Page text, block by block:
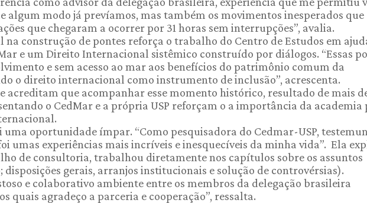
algum modo já prevíamos, mas também os movimentos inesperados que
que chegaram a ocorrer por 31 horas sem interrupções”, avalia.
na construção de pontes reforça o trabalho do Centro de Estudos em
e um Direito Internacional sistêmico construído por diálogos. “Essas
e sem acesso ao mar aos benefícios do patrimônio comum da
o direito internacional como instrumento de inclusão”, acrescenta.
acreditam que acompanhar esse momento histórico, resultado de mais
o CedMar e a própria USP reforçam o a importância da academia
uma oportunidade ímpar. “Como pesquisadora do Cedmar-USP,
umas experiências mais incríveis e inesquecíveis da minha vida”. Ela
de consultoria, trabalhou diretamente nos capítulos sobre os assuntos
gerais, arranjos institucionais e solução de controvérsias).
e colaborativo ambiente entre os membros da delegação brasileira
quais agradeço a parceria e cooperação”, ressalta.